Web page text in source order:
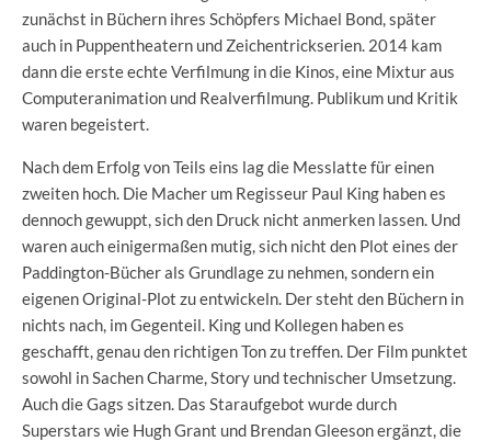
zunächst in Büchern ihres Schöpfers Michael Bond, später
auch in Puppentheatern und Zeichentrickserien. 2014 kam
dann die erste echte Verfilmung in die Kinos, eine Mixtur aus
Computeranimation und Realverfilmung. Publikum und Kritik
waren begeistert.
Nach dem Erfolg von Teils eins lag die Messlatte für einen
zweiten hoch. Die Macher um Regisseur Paul King haben es
dennoch gewuppt, sich den Druck nicht anmerken lassen. Und
waren auch einigermaßen mutig, sich nicht den Plot eines der
Paddington-Bücher als Grundlage zu nehmen, sondern ein
eigenen Original-Plot zu entwickeln. Der steht den Büchern in
nichts nach, im Gegenteil. King und Kollegen haben es
geschafft, genau den richtigen Ton zu treffen. Der Film punktet
sowohl in Sachen Charme, Story und technischer Umsetzung.
Auch die Gags sitzen. Das Staraufgebot wurde durch
Superstars wie Hugh Grant und Brendan Gleeson ergänzt, die